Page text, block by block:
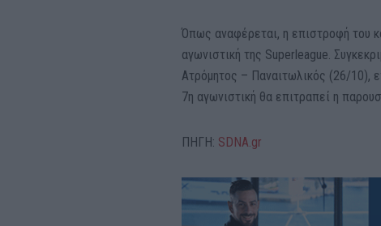
Όπως αναφέρεται, η επιστροφή του
αγωνιστική της Superleague.
Ατρόμητος – Παναιτωλικός (26/10),
7η αγωνιστική θα επιτραπεί η
ΠΗΓΗ: SDNA.gr